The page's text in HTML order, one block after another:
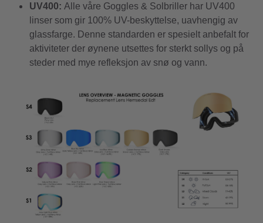
UV400: Alle våre Goggles & Solbriller har UV400
linser som gir 100% UV-beskyttelse, uavhengig av
glassfarge. Denne standarden er spesielt anbefalt for
aktiviteter der øynene utsettes for sterkt sollys og på
steder med mye refleksjon av snø og vann.